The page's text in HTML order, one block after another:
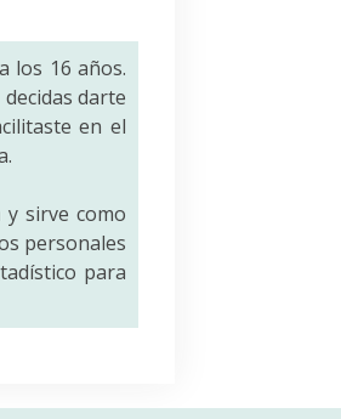
los 16 años.
darte
en el
y sirve como
personales
para